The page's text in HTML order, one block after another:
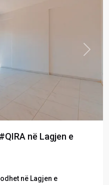
Next
në Lagjen e
në Lagjen e